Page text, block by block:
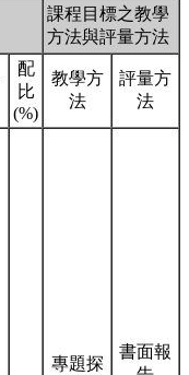
課程目標之教學
方法與評量方法
配
比
(%)
教學方
法
評量方
法
專題探
書面報